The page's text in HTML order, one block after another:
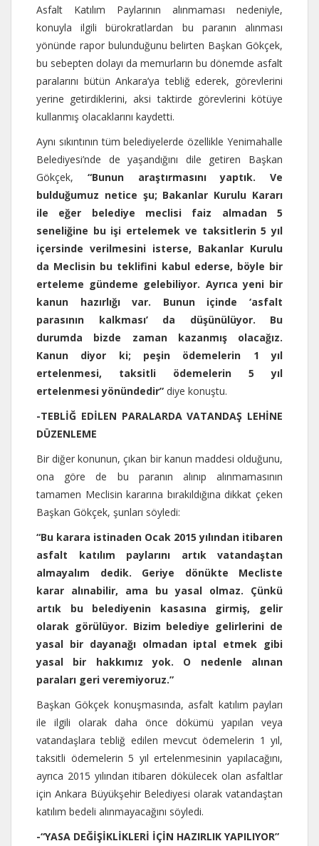
Asfalt Katılım Paylarının alınmaması nedeniyle,
konuyla ilgili bürokratlardan bu paranın alınması
yönünde rapor bulunduğunu belirten Başkan Gökçek,
bu sebepten dolayı da memurların bu dönemde asfalt
paralarını bütün Ankara’ya tebliğ ederek, görevlerini
yerine getirdiklerini, aksi taktirde görevlerini kötüye
kullanmış olacaklarını kaydetti.
Aynı sıkıntının tüm belediyelerde özellikle Yenimahalle
Belediyesi’nde de yaşandığını dile getiren Başkan
Gökçek, “Bunun araştırmasını yaptık. Ve
bulduğumuz netice şu; Bakanlar Kurulu Kararı
ile eğer belediye meclisi faiz almadan 5
seneliğine bu işi ertelemek ve taksitlerin 5 yıl
içersinde verilmesini isterse, Bakanlar Kurulu
da Meclisin bu teklifini kabul ederse, böyle bir
erteleme gündeme gelebiliyor. Ayrıca yeni bir
kanun hazırlığı var. Bunun içinde ‘asfalt
parasının kalkması’ da düşünülüyor. Bu
durumda bizde zaman kazanmış olacağız.
Kanun diyor ki; peşin ödemelerin 1 yıl
ertelenmesi, taksitli ödemelerin 5 yıl
ertelenmesi yönündedir” diye konuştu.
-TEBLİĞ EDİLEN PARALARDA VATANDAŞ LEHİNE
DÜZENLEME
Bir diğer konunun, çıkan bir kanun maddesi olduğunu,
ona göre de bu paranın alınıp alınmamasının
tamamen Meclisin kararına bırakıldığına dikkat çeken
Başkan Gökçek, şunları söyledi:
“Bu karara istinaden Ocak 2015 yılından itibaren
asfalt katılım paylarını artık vatandaştan
almayalım dedik. Geriye dönükte Mecliste
karar alınabilir, ama bu yasal olmaz. Çünkü
artık bu belediyenin kasasına girmiş, gelir
olarak görülüyor. Bizim belediye gelirlerini de
yasal bir dayanağı olmadan iptal etmek gibi
yasal bir hakkımız yok. O nedenle alınan
paraları geri veremiyoruz.”
Başkan Gökçek konuşmasında, asfalt katılım payları
ile ilgili olarak daha önce dökümü yapılan veya
vatandaşlara tebliğ edilen mevcut ödemelerin 1 yıl,
taksitli ödemelerin 5 yıl ertelenmesinin yapılacağını,
ayrıca 2015 yılından itibaren dökülecek olan asfaltlar
için Ankara Büyükşehir Belediyesi olarak vatandaştan
katılım bedeli alınmayacağını söyledi.
-“YASA DEĞİŞİKLİKLERİ İÇİN HAZIRLIK YAPILIYOR”